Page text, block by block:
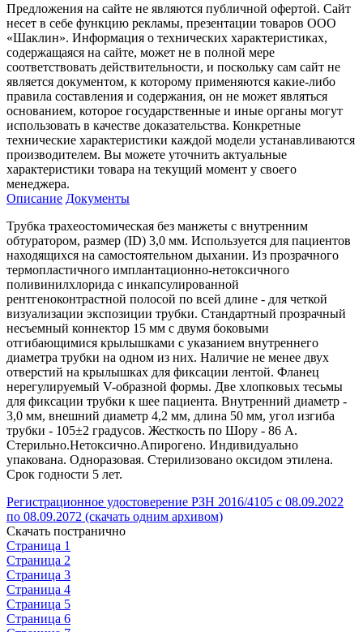
Предложения на сайте не являются публичной офертой. Сайт
несет в себе функцию рекламы, презентации товаров ООО
«Шаклин». Информация о технических характеристиках,
содержащаяся на сайте, может не в полной мере
соответствовать действительности, и поскольку сам сайт не
является документом, к которому применяются какие-либо
правила составления и содержания, он не может являться
основанием, которое государственные и иные органы могут
использовать в качестве доказательства. Конкретные
технические характеристики каждой модели устанавливаются
производителем. Вы можете уточнить актуальные
характеристики товара на текущий момент у своего
менеджера.
Описание Документы
Трубка трахеостомическая без манжеты с внутренним
обтуратором, размер (ID) 3,0 мм. Используется для пациентов
находящихся на самостоятельном дыхании. Из прозрачного
термопластичного имплантационно-нетоксичного
поливинилхлорида с инкапсулированной
рентгеноконтрастной полосой по всей длине - для четкой
визуализации экспозиции трубки. Стандартный прозрачный
несъемный коннектор 15 мм с двумя боковыми
отгибающимися крылышками с указанием внутреннего
диаметра трубки на одном из них. Наличие не менее двух
отверстий на крылышках для фиксации лентой. Фланец
нерегулируемый V-образной формы. Две хлопковых тесьмы
для фиксации трубки к шее пациента. Внутренний диаметр -
3,0 мм, внешний диаметр 4,2 мм, длина 50 мм, угол изгиба
трубки - 105±2 градусов. Жесткость по Шору - 86 А.
Стерильно.Нетоксично.Апирогено. Индивидуально
упакована. Одноразовая. Стерилизовано оксидом этилена.
Срок годности 5 лет.
Регистрационное удостоверение РЗН 2016/4105 с 08.09.2022
по 08.09.2072 (скачать одним архивом)
Скачать постранично
Страница 1
Страница 2
Страница 3
Страница 4
Страница 5
Страница 6